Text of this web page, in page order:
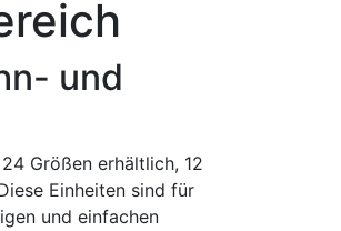
und
Größen erhältlich, 12
Einheiten sind für
und einfachen